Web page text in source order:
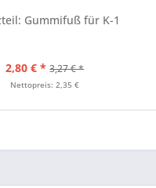
Gummifuß für K-1
2,80 € * 3,27 € *
Nettopreis: 2,35 €